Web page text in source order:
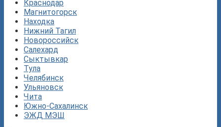
Краснодар
Магнитогорск
Находка
Нижний Тагил
Новороссийск
Салехард
Сыктывкар
Тула
Челябинск
Ульяновск
Чита
Южно-Сахалинск
ЭЖД МЭШ